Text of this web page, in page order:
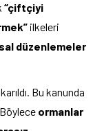
“çiftçiyi
ilkeleri
düzenlemeler
Bu kanunda
ormanlar